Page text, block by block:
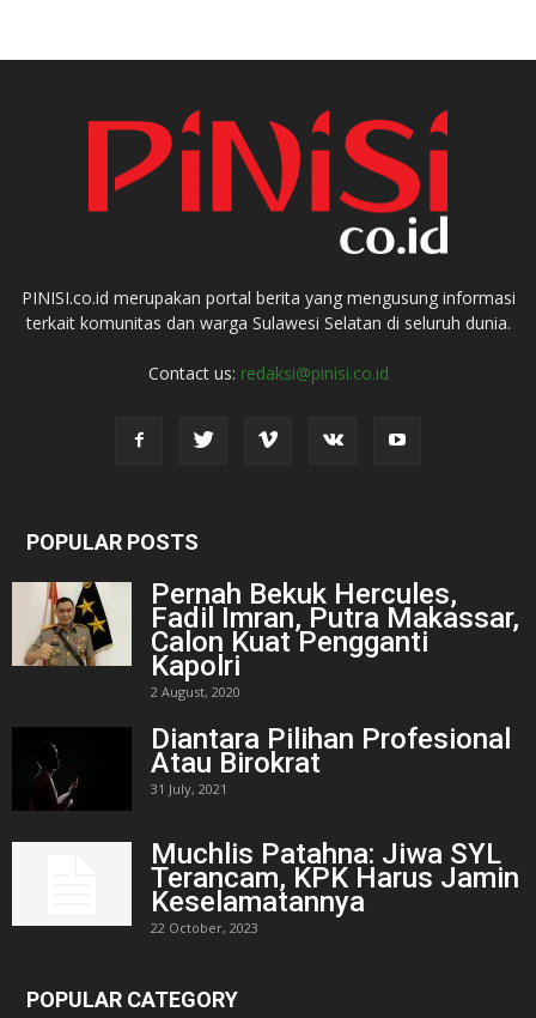
PINISI.co.id merupakan portal berita yang mengusung informasi
terkait komunitas dan warga Sulawesi Selatan di seluruh dunia.
Contact us: redaksi@pinisi.co.id
POPULAR POSTS
Pernah Bekuk Hercules,
Fadil Imran, Putra Makassar,
Calon Kuat Pengganti
Kapolri
2 August, 2020
Diantara Pilihan Profesional
Atau Birokrat
31 July, 2021
Muchlis Patahna: Jiwa SYL
Terancam, KPK Harus Jamin
Keselamatannya
22 October, 2023
POPULAR CATEGORY